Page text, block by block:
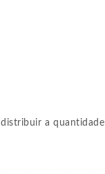
a quantidade